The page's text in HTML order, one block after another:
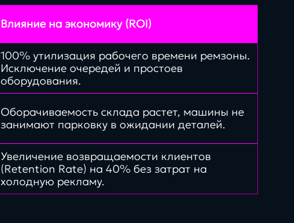
Влияние на экономику (ROI)
100% утилизация рабочего времени ремзоны.
Исключение очередей и простоев
оборудования.
Оборачиваемость склада растет, машины не
занимают парковку в ожидании деталей.
Увеличение возвращаемости клиентов
(Retention Rate) на 40% без затрат на
холодную рекламу.